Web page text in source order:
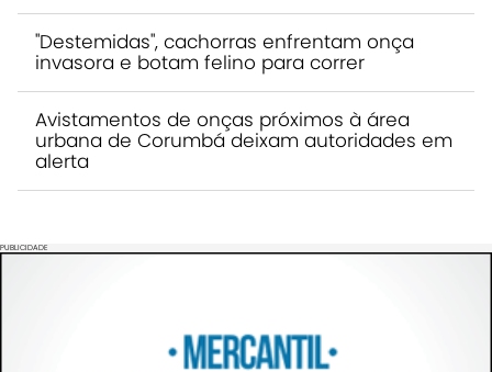
"Destemidas", cachorras enfrentam onça
invasora e botam felino para correr
Avistamentos de onças próximos à área
urbana de Corumbá deixam autoridades em
alerta
PUBLICIDADE